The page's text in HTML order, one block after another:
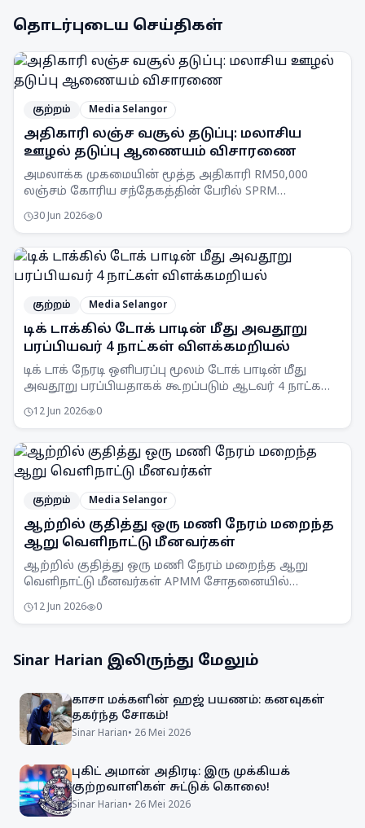
தொடர்புடைய செய்திகள்
குற்றம் Media Selangor
அதிகாரி லஞ்ச வசூல் தடுப்பு: மலாசிய
ஊழல் தடுப்பு ஆணையம் விசாரணை
அமலாக்க முகமையின் மூத்த அதிகாரி RM50,000
லஞ்சம் கோரிய சந்தேகத்தின் பேரில் SPRM
30 Jun 2026 0
குற்றம் Media Selangor
டிக் டாக்கில் டோக் பாடின் மீது அவதூறு
பரப்பியவர் 4 நாட்கள் விளக்கமறியல்
டிக் டாக் நேரடி ஒளிபரப்பு மூலம் டோக் பாடின் மீது
அவதூறு பரப்பியதாகக் கூறப்படும் ஆடவர் 4 நாட்கள்
12 Jun 2026 0
குற்றம் Media Selangor
ஆற்றில் குதித்து ஒரு மணி நேரம் மறைந்த
ஆறு வெளிநாட்டு மீனவர்கள்
ஆற்றில் குதித்து ஒரு மணி நேரம் மறைந்த ஆறு
வெளிநாட்டு மீனவர்கள் APMM சோதனையில்
எதிராக APMM தொடர்ந்து கண்காணிப்பு
12 Jun 2026 0
Sinar Harian இலிருந்து மேலும்
காசா மக்களின் ஹஜ் பயணம்: கனவுகள்
தகர்ந்த சோகம்!
Sinar Harian• 26 Mei 2026
புகிட் அமான் அதிரடி: இரு முக்கியக்
குற்றவாளிகள் சுட்டுக் கொலை!
Sinar Harian• 26 Mei 2026